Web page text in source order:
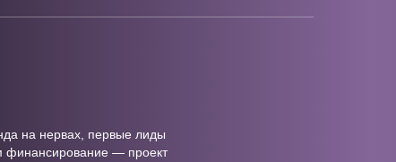
на нервах, первые лиды
финансирование — проект